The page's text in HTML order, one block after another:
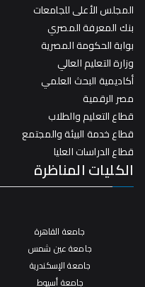
المجلس الأعلى للجامعات
بنك المعرفة المصري
بوابة الحكومة المصرية
وزارة التعليم العالي
أكاديمية البحث العلمي
مصر الرقمية
قطاع التعليم والطلاب
قطاع خدمة البيئة والمجتمع
قطاع الدراسات العليا
الكليات المناظرة
جامعة القاهرة
جامعة عين شمس
جامعة الإسكندرية
جامعة أسيوط